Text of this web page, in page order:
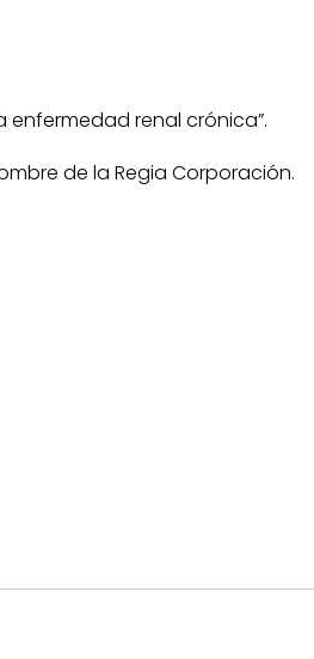
enfermedad renal crónica”.
de la Regia Corporación.